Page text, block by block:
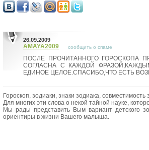
26.09.2009
AMAYA2009 сообщить о спаме
ПОСЛЕ ПРОЧИТАННОГО ГОРОСКОПА
СОГЛАСНА С КАЖДОЙ
ЕДИНОЕ ЦЕЛОЕ.СПАСИБО,ЧТО ЕСТЬ
Гороскоп, зодиаки, знаки зодиака, совместимость
Для многих эти слова о некой тайной науке,
Мы рады представить Вым вариант детского
ориентиры в жизни Вашего малыша.